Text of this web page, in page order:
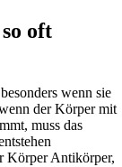
oft
wenn sie
der Körper mit
muss das
Körper Antikörper,